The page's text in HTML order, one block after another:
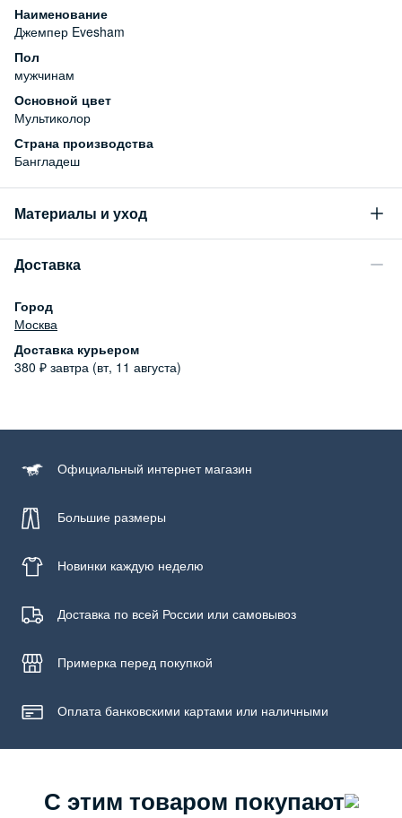
Наименование
Джемпер Evesham
Пол
мужчинам
Основной цвет
Мультиколор
Страна производства
Бангладеш
Материалы и уход
100% хлопок
Бережная стирка при температуре не более 30С,
отбеливание запрещено, машинная сушка запрещена
Доставка
Город
Москва
Доставка курьером
380 ₽ завтра (вт, 11 августа)
Официальный интернет магазин
Большие размеры
Новинки каждую неделю
Доставка по всей России или самовывоз
Примерка перед покупкой
Оплата банковскими картами или наличными
С этим товаром покупают